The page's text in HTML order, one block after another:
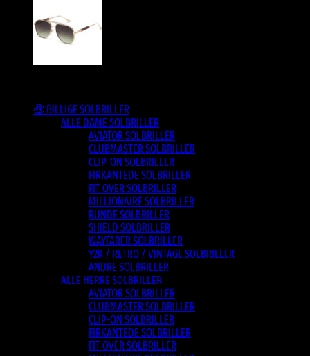
🤑 BILLIGE SOLBRILLER
ALLE DAME SOLBRILLER
AVIATOR SOLBRILLER
CLUBMASTER SOLBRILLER
CLIP-ON SOLBRILLER
FIRKANTEDE SOLBRILLER
FIT OVER SOLBRILLER
MILLIONAIRE SOLBRILLER
RUNDE SOLBRILLER
SHIELD SOLBRILLER
WAYFARER SOLBRILLER
Y2K / RETRO / VINTAGE SOLBRILLER
ANDRE SOLBRILLER
ALLE HERRE SOLBRILLER
AVIATOR SOLBRILLER
CLUBMASTER SOLBRILLER
CLIP-ON SOLBRILLER
FIRKANTEDE SOLBRILLER
FIT OVER SOLBRILLER